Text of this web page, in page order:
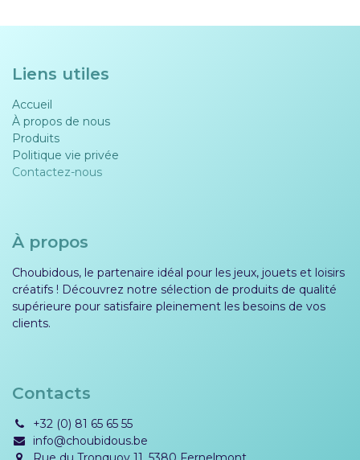
Liens utiles
Accueil
À propos de nous
Produits
Politique vie privée​​
Contactez-nous
À propos
Choubidous, le partenaire idéal pour les jeux, jouets et loisirs
créatifs ! Découvrez notre sélection de produits de qualité
supérieure pour satisfaire pleinement les besoins de vos
clients.
Contacts
+32 (0) 81 65 65 55
info@choubidous.be